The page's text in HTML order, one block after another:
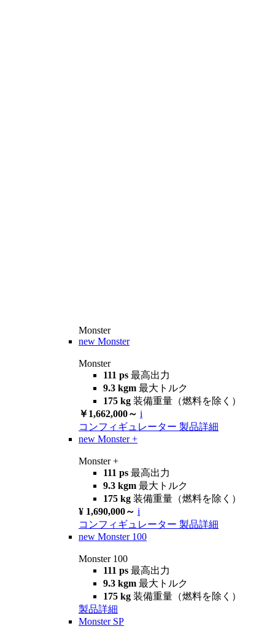
Monster
new Monster
Monster
111 ps 最高出力
9.3 kgm 最大トルク
175 kg 装備重量（燃料を除く）
￥1,662,000～ i
コンフィギュレーター 製品詳細
new Monster +
Monster +
111 ps 最高出力
9.3 kgm 最大トルク
175 kg 装備重量（燃料を除く）
¥ 1,690,000～ i
コンフィギュレーター 製品詳細
new Monster 100
Monster 100
111 ps 最高出力
9.3 kgm 最大トルク
175 kg 装備重量（燃料を除く）
製品詳細
Monster SP